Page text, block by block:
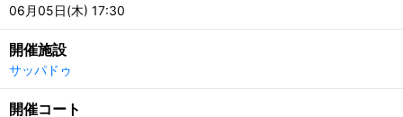
06月05日(木) 17:30
開催施設
サッパドゥ
開催コート